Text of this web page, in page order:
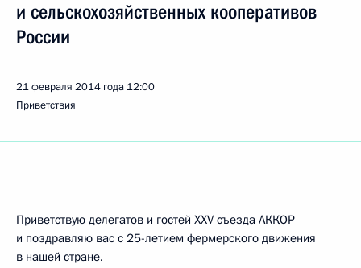
и сельскохозяйственных кооперативов
России
21 февраля 2014 года 12:00
Приветствия
Приветствую делегатов и гостей XXV съезда АККОР
и поздравляю вас с 25-летием фермерского движения
в нашей стране.